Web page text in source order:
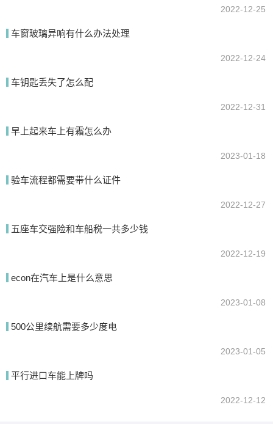
2022-12-25
车窗玻璃异响有什么办法处理
2022-12-24
车钥匙丢失了怎么配
2022-12-31
早上起来车上有霜怎么办
2023-01-18
验车流程都需要带什么证件
2022-12-27
五座车交强险和车船税一共多少钱
2022-12-19
econ在汽车上是什么意思
2023-01-08
500公里续航需要多少度电
2023-01-05
平行进口车能上牌吗
2022-12-12